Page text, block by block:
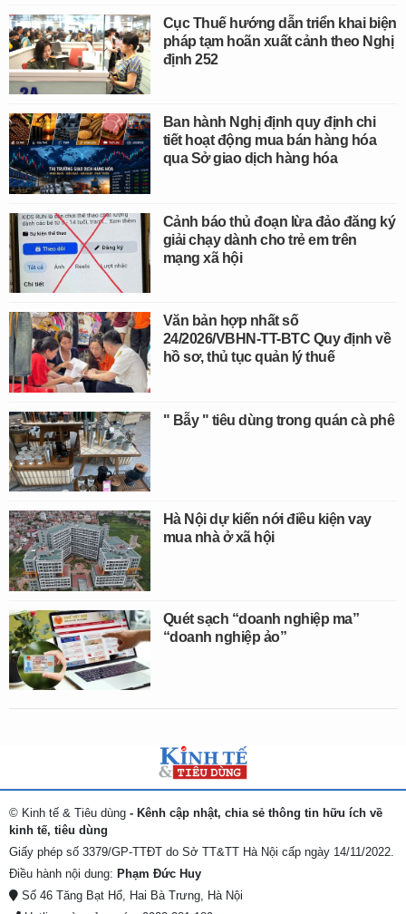
Cục Thuế hướng dẫn triển khai biện
pháp tạm hoãn xuất cảnh theo Nghị
định 252
Ban hành Nghị định quy định chi
tiết hoạt động mua bán hàng hóa
qua Sở giao dịch hàng hóa
Cảnh báo thủ đoạn lừa đảo đăng ký
giải chạy dành cho trẻ em trên
mạng xã hội
Văn bản hợp nhất số
24/2026/VBHN-TT-BTC Quy định về
hồ sơ, thủ tục quản lý thuế
" Bẫy " tiêu dùng trong quán cà phê
Hà Nội dự kiến nới điều kiện vay
mua nhà ở xã hội
Quét sạch “doanh nghiệp ma”
“doanh nghiệp ảo”
© Kinh tế & Tiêu dùng - Kênh cập nhật, chia sẻ thông tin hữu ích về
kinh tế, tiêu dùng
Giấy phép số 3379/GP-TTĐT do Sở TT&TT Hà Nội cấp ngày 14/11/2022.
Điều hành nội dung: Phạm Đức Huy
Số 46 Tăng Bạt Hổ, Hai Bà Trưng, Hà Nội